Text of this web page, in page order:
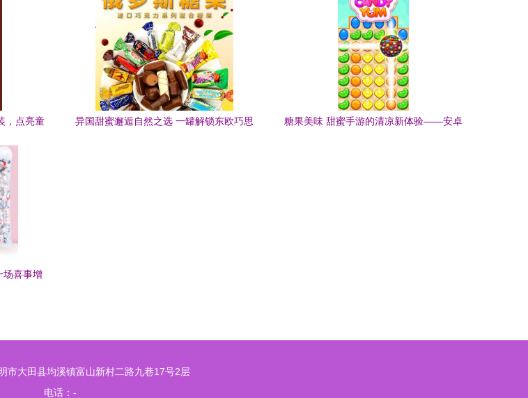
，点亮童
异国甜蜜邂逅自然之选 一罐解锁东欧巧思
糖果美味 甜蜜手游的清凉新体验——安卓
场喜事增
市大田县均溪镇富山新村二路九巷17号2层
电话：-